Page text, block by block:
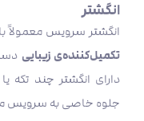
انگشتر
انگشتر سرویس
تکمیل‌کننده‌ی زیبایی
دارای انگشتر چند تکه
جلوه خاصی به سرویس